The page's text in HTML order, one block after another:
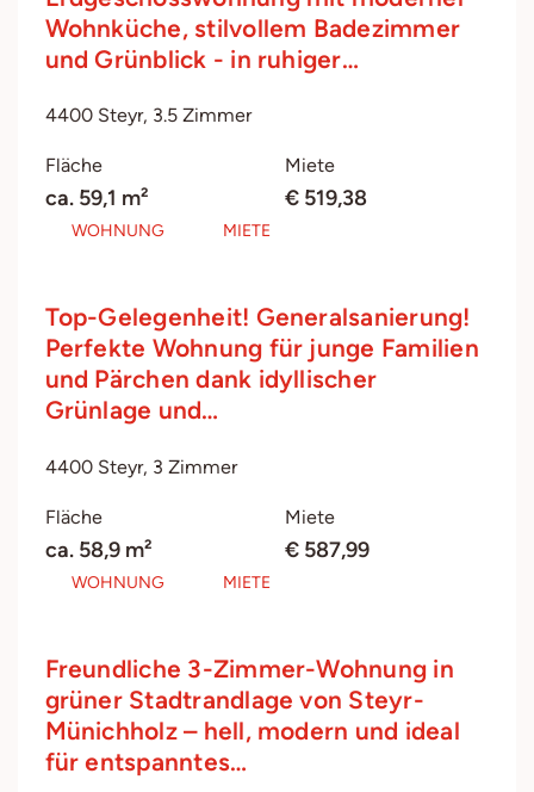
Wohnküche, stilvollem Badezimmer
und Grünblick - in ruhiger…
4400 Steyr, 3.5 Zimmer
Fläche
ca. 59,1 m²
Miete
€ 519,38
WOHNUNG MIETE
Top-Gelegenheit! Generalsanierung!
Perfekte Wohnung für junge Familien
und Pärchen dank idyllischer
Grünlage und…
4400 Steyr, 3 Zimmer
Fläche
ca. 58,9 m²
Miete
€ 587,99
WOHNUNG MIETE
Freundliche 3-Zimmer-Wohnung in
grüner Stadtrandlage von Steyr-
Münichholz – hell, modern und ideal
für entspanntes…